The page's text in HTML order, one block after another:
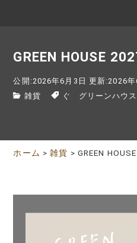
GREEN HOUSE
公開:2026年6月3日 更新:2026年
雑貨
ぐ グリーンハウス
ホーム >雑貨 > GREEN